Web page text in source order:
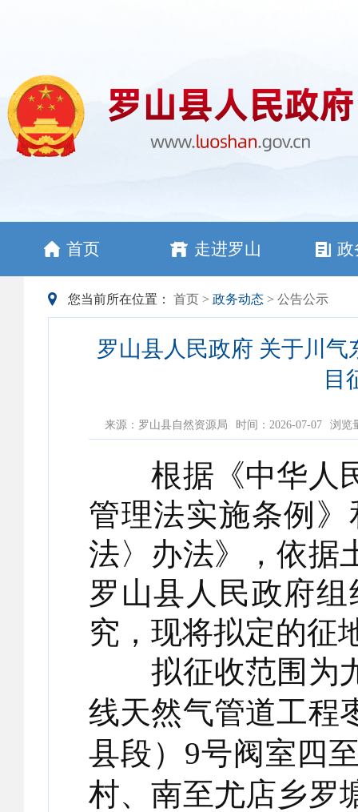
首页 走进罗山 政
您当前所在位置： 首页 > 政务动态 > 公告公示
罗山县人民政府 关于川
目
来源：罗山县自然资源局 时间：2026-07-07 浏览
根据《中华人
管理法实施条例
法〉办法》，依据
罗山县人民政府
究，现将拟定的征
拟征收范围为尤
线天然气管道工程
县段）9号阀室四
村、南至尤店乡罗